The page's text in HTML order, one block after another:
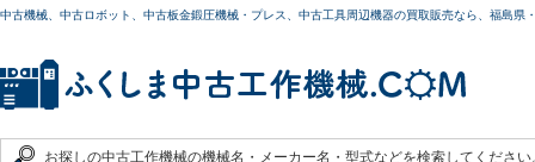
中古機械、中古ロボット、中古板金鍛圧機械・プレス、中古工具周辺機器の買取販売なら、福島